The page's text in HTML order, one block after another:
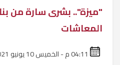
"ميزة".. بشرى سارة من
المعاشات